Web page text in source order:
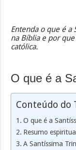
Entenda o que é a
na Bíblia e por
católica.
O que é a
Conteúdo do
O que é a
Resumo espiritual
A Santíssima